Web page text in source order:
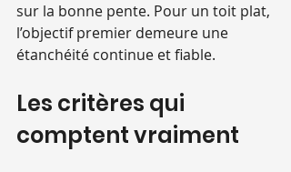
sur la bonne pente. Pour un toit plat,
l’objectif premier demeure une
étanchéité continue et fiable.
Les critères qui
comptent vraiment